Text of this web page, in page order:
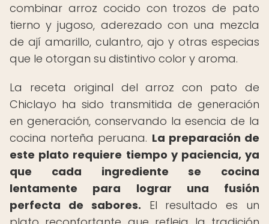
combinar arroz cocido con trozos de pato
tierno y jugoso, aderezado con una mezcla
de ají amarillo, culantro, ajo y otras especias
que le otorgan su distintivo color y aroma.
La receta original del arroz con pato de
Chiclayo ha sido transmitida de generación
en generación, conservando la esencia de la
cocina norteña peruana. La preparación de
este plato requiere tiempo y paciencia, ya
que cada ingrediente se cocina
lentamente para lograr una fusión
perfecta de sabores. El resultado es un